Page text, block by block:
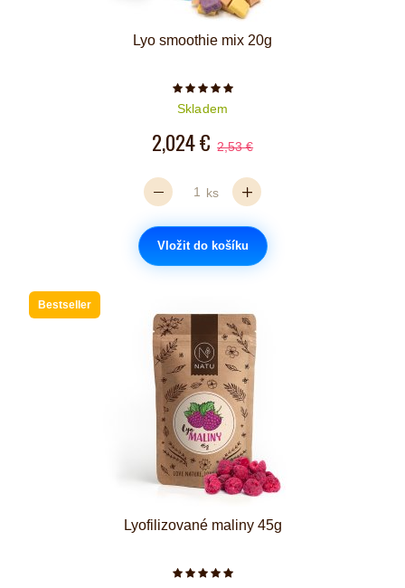
Lyo smoothie mix 20g
Počet hvězdiček je 5 z 5
Skladem
2,024 € 2,53 €
ks
Vložit do košíku
Bestseller
Lyofilizované maliny 45g